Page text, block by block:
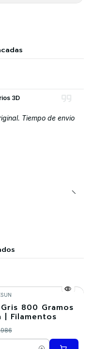
3D
Tiempo de envio
800 Gramos
| Filamentos